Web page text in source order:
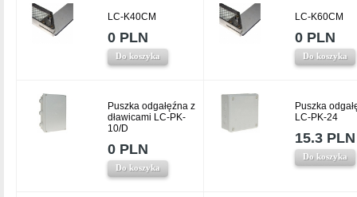
LC-K40CM
0 PLN
Do koszyka
LC-K60CM
0 PLN
Do koszyka
Puszka odgałęźna z
dławicami LC-PK-
10/D
0 PLN
Do koszyka
Puszka
LC-PK-24
15.3 PLN
Do koszyka